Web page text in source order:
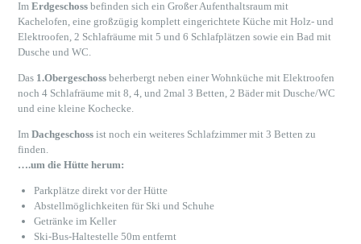
ImErdgeschoss befinden sich ein Großer Aufenthaltsraum mit
Kachelofen, eine großzügig komplett eingerichtete Küche mit Holz- und
Elektroofen, 2 Schlafräume mit 5 und 6 Schlafplätzen sowie ein Bad mit
Dusche und WC.
Das 1.Obergeschoss beherbergt neben einer Wohnküche mit Elektroofen
noch 4 Schlafräume mit 8, 4, und 2mal 3 Betten, 2 Bäder mit Dusche/WC
und eine kleine Kochecke.
Im Dachgeschoss ist noch ein weiteres Schlafzimmer mit 3 Betten zu
finden.
….um die Hütte herum:
Parkplätze direkt vor der Hütte
Abstellmöglichkeiten für Ski und Schuhe
Getränke im Keller
Ski-Bus-Haltestelle 50m entfernt